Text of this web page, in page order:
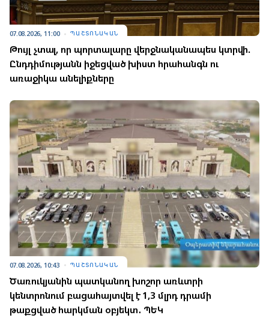
07.08.2026, 11:00 ՊԱՇՏՈՆԱԿԱՆ
Թույլ չտալ, որ պորտալարը վերջնականապես կտրվի.
Ընդդիմությանն իջեցված խիստ հրահանգն ու
առաջիկա անելիքները
07.08.2026, 10:43 ՊԱՇՏՈՆԱԿԱՆ
Ծառուկյանին պատկանող խոշոր առևտրի
կենտրոնում բացահայտվել է 1,3 մլրդ դրամի
թաքցված հարկման օբյեկտ․ ՊԵԿ